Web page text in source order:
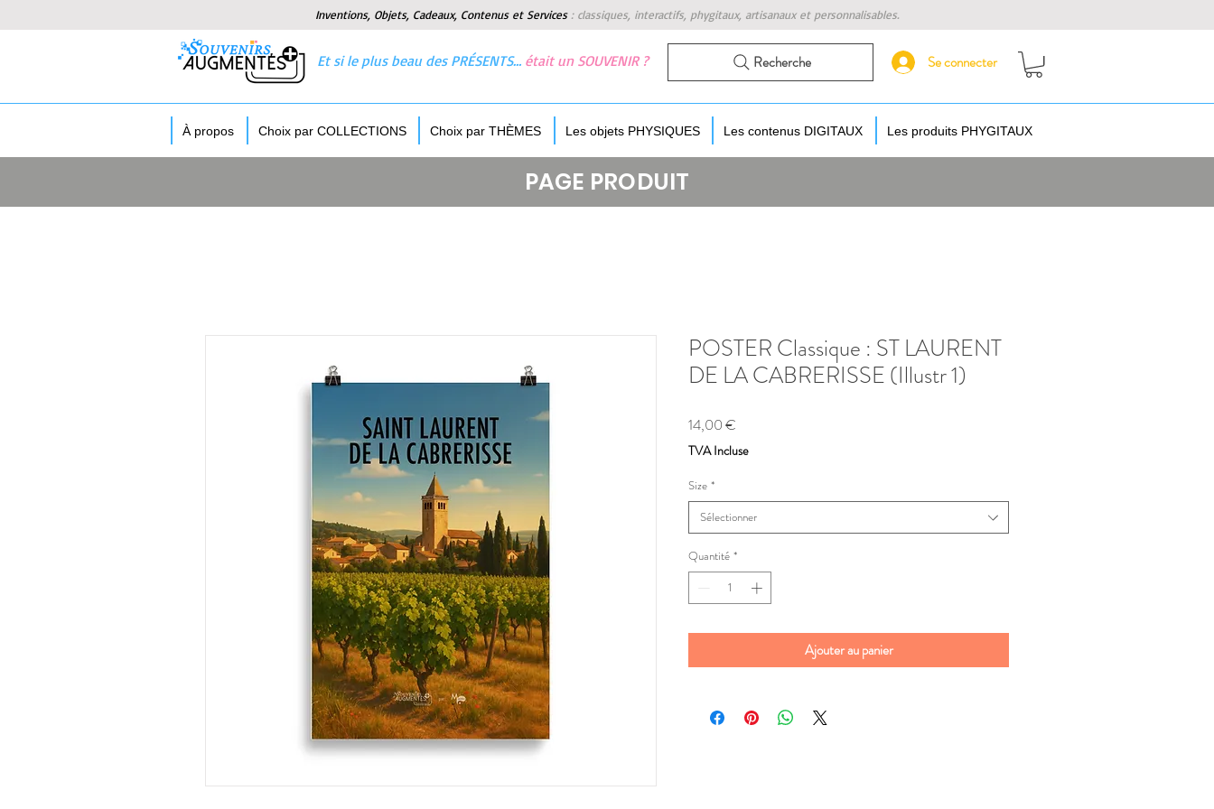
Inventions, Objets, Cadeaux, Contenus et Services : classiques, interactifs, phygitaux, artisanaux et personnalisables.
Et si le plus beau des PRÉSENTS… était un SOUVENIR ? Recherche Se connecter
À propos Choix par COLLECTIONS Choix par THÈMES Les objets PHYSIQUES Les contenus DIGITAUX Les produits PHYGITAUX
PAGE PRODUIT
POSTER Classique : ST LAURENT
DE LA CABRERISSE (Illustr 1)
14,00 €
TVA Incluse
Size *
Sélectionner
Quantité *
Ajouter au panier